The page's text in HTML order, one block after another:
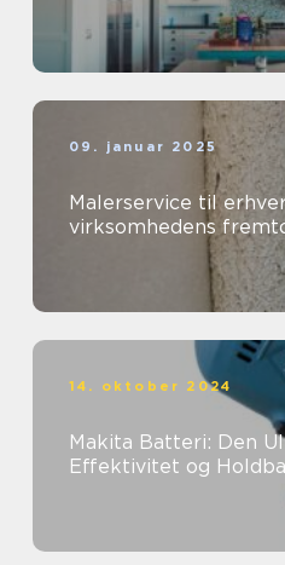
09. januar 2025
Malerservice til
virksomhedens
14. oktober 2024
Makita Batteri: Den
Effektivitet og